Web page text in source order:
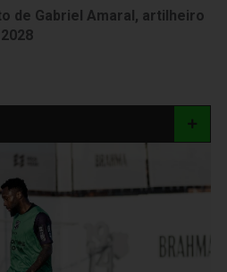
de Gabriel Amaral, artilheiro